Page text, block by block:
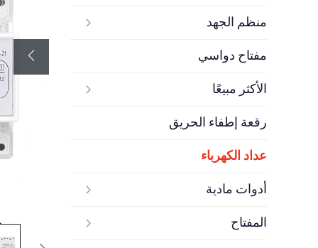
منظم الجهد
مفتاح دواسي
الأكثر مبيعًا
رقعة إطفاء الحريق
عداد الكهرباء
أدوات مادية
المفتاح